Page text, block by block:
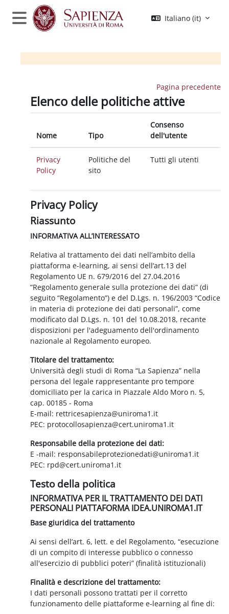
Vai al contenuto principale
Pannello laterale
Italiano ‎(it)‎
Pagina precedente
Elenco delle politiche attive
Nome Tipo
Consenso
dell'utente
Privacy
Policy
Politiche del
sito
Tutti gli utenti
Privacy Policy
Riassunto
INFORMATIVA ALL’INTERESSATO
Relativa al trattamento dei dati nell’ambito della
piattaforma e-learning, ai sensi dell’art.13 del
Regolamento UE n. 679/2016 del 27.04.2016
“Regolamento generale sulla protezione dei dati” (di
seguito “Regolamento”) e del D.Lgs. n. 196/2003 “Codice
in materia di protezione dei dati personali”, come
modificato dal D.Lgs. n. 101 del 10.08.2018, recante
disposizioni per l'adeguamento dell'ordinamento
nazionale al Regolamento europeo.
Titolare del trattamento:
Università degli studi di Roma “La Sapienza” nella
persona del legale rappresentante pro tempore
domiciliato per la carica in Piazzale Aldo Moro n. 5,
cap. 00185 - Roma
E-mail: rettricesapienza@uniroma1.it
PEC: protocollosapienza@cert.uniroma1.it
Responsabile della protezione dei dati:
E -mail: responsabileprotezionedati@uniroma1.it
PEC: rpd@cert.uniroma1.it
Testo della politica
INFORMATIVA PER IL TRATTAMENTO DEI DATI
PERSONALI PIATTAFORMA IDEA.UNIROMA1.IT
Base giuridica del trattamento
Ai sensi dell’art. 6, lett. e del Regolamento, “esecuzione
di un compito di interesse pubblico o connesso
all'esercizio di pubblici poteri” (finalità istituzionali)
Finalità e descrizione del trattamento:
I dati personali possono trattati per il corretto
funzionamento delle piattaforme e-learning al fine di: